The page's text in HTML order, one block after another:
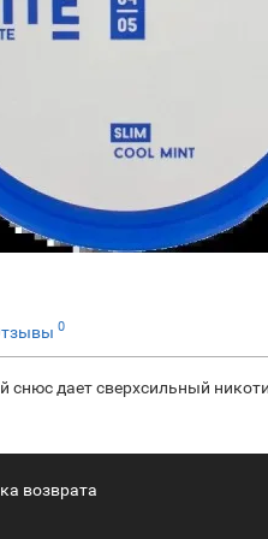
0
снюс дает сверхсильный
возврата